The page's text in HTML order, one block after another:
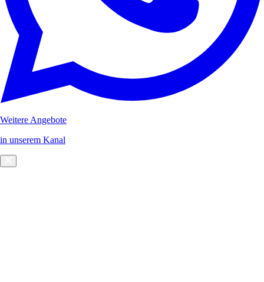
Weitere Angebote
in unserem Kanal